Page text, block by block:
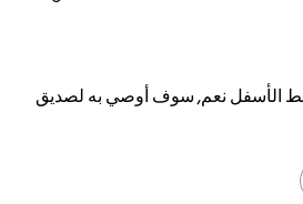
الأسفلنعم, سوف أوصي به لصديق